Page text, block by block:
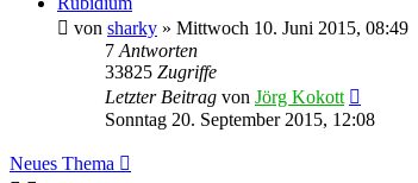
von sharky » Mittwoch 10. Juni 2015, 08:49
7 Antworten
33825 Zugriffe
Letzter Beitrag von Jörg Kokott
Sonntag 20. September 2015, 12:08
Neues Thema